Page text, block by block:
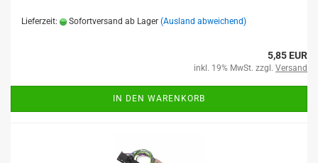
Lieferzeit: Sofortversand ab Lager (Ausland abweichend)
5,85 EUR
inkl. 19% MwSt. zzgl. Versand
IN DEN WARENKORB